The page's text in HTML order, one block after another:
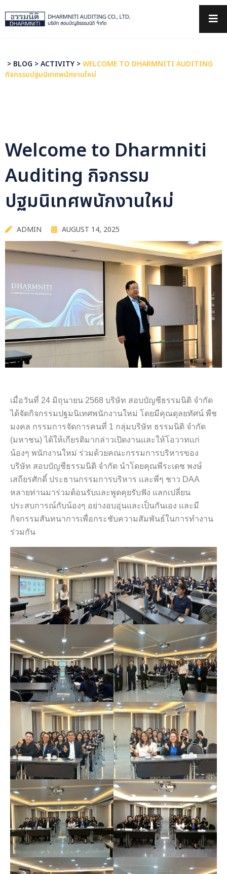
> BLOG >ACTIVITY >WELCOME TO DHARMNITI AUDITING
กิจกรรมปฐมนิเทศพนักงานใหม่
Welcome to Dharmniti
Auditing กิจกรรม
ปฐมนิเทศพนักงานใหม่
ADMIN AUGUST 14, 2025
เมื่อวันที่ 24 มิถุนายน 2568 บริษัท สอบบัญชีธรรมนิติ จำกัด
ได้จัดกิจกรรมปฐมนิเทศพนักงานใหม่ โดยมีคุณดุลยทัศน์ พืช
มงคล กรรมการจัดการคนที่ 1 กลุ่มบริษัท ธรรมนิติ จำกัด
(มหาชน) ได้ให้เกียรติมากล่าวเปิดงานเเละให้โอวาทเเก่
น้องๆ พนักงานใหม่ ร่วมด้วยคณะกรรมการบริหารของ
บริษัท สอบบัญชีธรรมนิติ จำกัด นำโดยคุณพีระเดช พงษ์
เสถียรศักดิ์ ประธานกรรมการบริหาร เเละพี่ๆ ชาว DAA
หลายท่านมาร่วมต้อนรับและพูดคุยรับฟัง แลกเปลี่ยน
ประสบการณ์กับน้องๆ อย่างอบอุ่นและเป็นกันเอง เเละมี
กิจกรรมสันทนาการเพื่อกระชับความสัมพันธ์ในการทำงาน
ร่วมกัน
×